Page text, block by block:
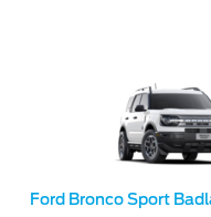
Ford Bronco Sport